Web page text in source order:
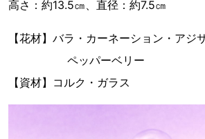
高さ：約13.5㎝、直径：約7.5㎝
【花材】バラ・カーネーション・アジ
ペッパーベリー
【資材】コルク・ガラス